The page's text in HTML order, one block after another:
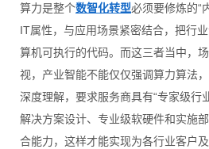
算力是整个数智化转型必须要修炼的“
IT属性，与应用场景紧密结合，把行
算机可执行的代码。而这三者当中，
视，产业智能不能仅仅强调算力算法
深度理解，要求服务商具有“专家级行
解决方案设计、专业级软硬件和实施
合能力，这样才能实现为各行业客户及